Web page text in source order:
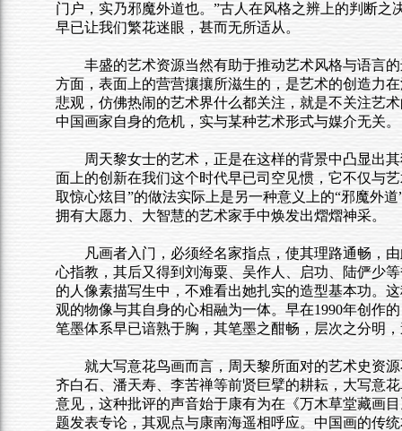
门户，实乃邪魔外道也。”古人在风格之辨上的判断
早已让我们繁花迷眼，甚而无所适从。
丰盛的艺术资源当然有助于推动艺术风格与语言
方面，表面上的营营攘攘所滋生的，是艺术的创造力
悲观，仿佛热闹的艺术界什么都关注，就是不关注艺
中国画家自身的危机，实与某种艺术形式与媒介无关。
周天黎女士的艺术，正是在这样的背景中凸显出
面上的创新在我们这个时代早已司空见惯，它不仅与
取惊心炫目”的做法实际上是另一种意义上的“邪魔外
拥有大愿力、大智慧的艺术家手中焕发出熠熠神采。
凡画者入门，必须经名家指点，使其理路通畅，
心指教，其后又得到刘海粟、吴作人、启功、陆俨少
的人像素描写生中，不难看出她扎实的造型基本功。
观的物像与其自身的心相融为一体。早在1990年创作
笔墨体系早已谙熟于胸，其笔墨之酣畅，层次之分明
就大写意花鸟画而言，周天黎所面对的艺术史资
齐白石、潘天寿、李苦禅等前贤巨擘的耕耘，大写意
意见，这种批评的声音始于康有为在《万木草堂藏画
题发表专论，其观点与康南海遥相呼应。中国画的传